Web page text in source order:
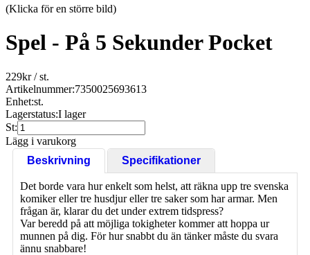
(Klicka för en större bild)
Spel - På 5 Sekunder Pocket
229kr/ st.
Artikelnummer:7350025693613
Enhet:st.
Lagerstatus:I lager
St:
Lägg i varukorg
Beskrivning
Specifikationer
Det borde vara hur enkelt som helst, att räkna upp tre svenska
komiker eller tre husdjur eller tre saker som har armar. Men
frågan är, klarar du det under extrem tidspress?
Var beredd på att möjliga tokigheter kommer att hoppa ur
munnen på dig. För hur snabbt du än tänker måste du svara
ännu snabbare!